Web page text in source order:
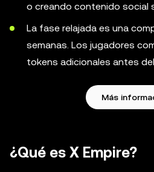
o creando contenido social
La fase relajada es una
semanas. Los jugadores
tokens adicionales antes
Más
¿Qué es X Empire?